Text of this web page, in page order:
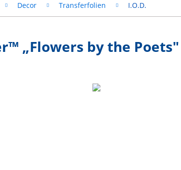
Decor Transferfolien I.O.D.
„Flowers by the Poets"